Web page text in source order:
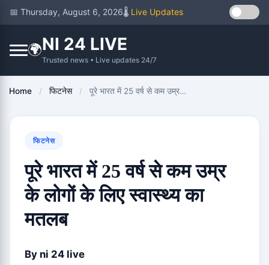
📅 Thursday, August 6, 2026🌡️ Live Updates
🌍NI 24 LIVE
Trusted news • Live updates 24/7
Home / फिटनेस / पूरे भारत में 25 वर्ष से कम उम्र…
फिटनेस
पूरे भारत में 25 वर्ष से कम उम्र
के लोगों के लिए स्वास्थ्य का
मतलब
By ni 24 live